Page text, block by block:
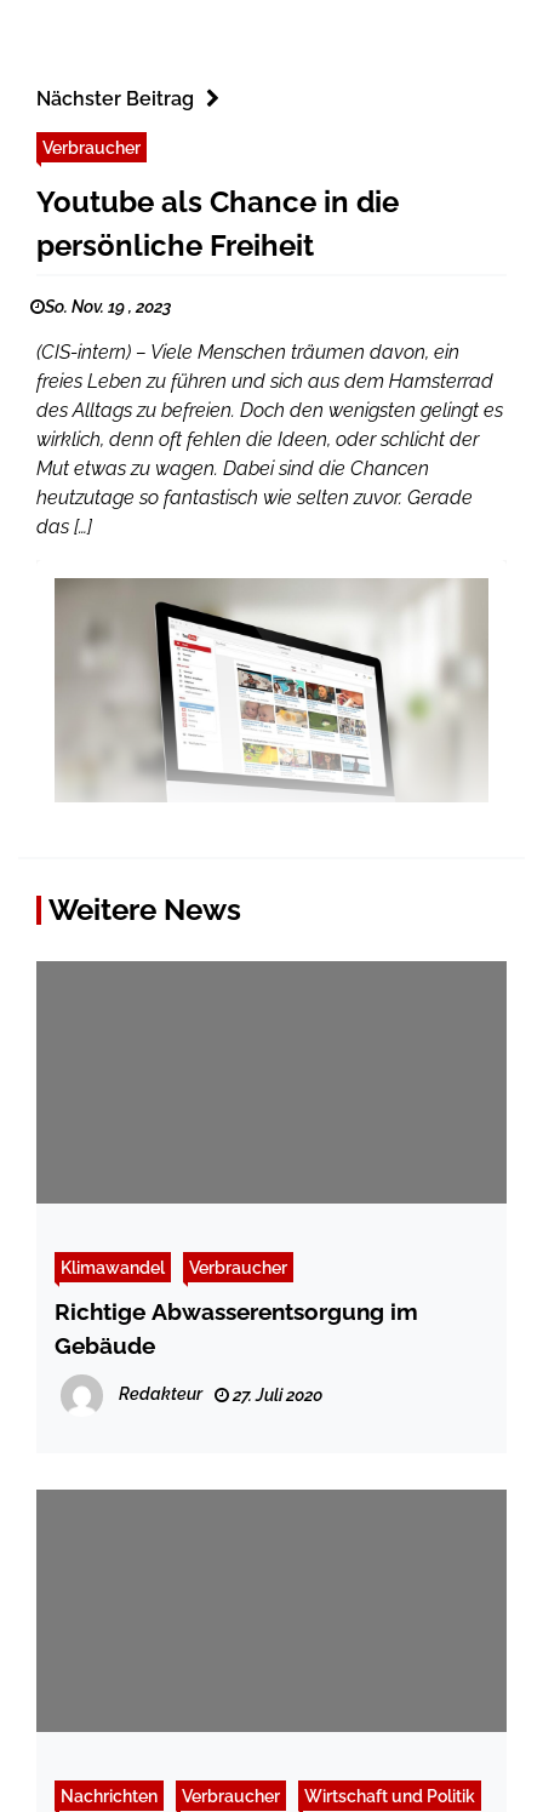
Nächster Beitrag
Verbraucher
Youtube als Chance in die
persönliche Freiheit
So. Nov. 19 , 2023
(CIS-intern) – Viele Menschen träumen davon, ein
freies Leben zu führen und sich aus dem Hamsterrad
des Alltags zu befreien. Doch den wenigsten gelingt es
wirklich, denn oft fehlen die Ideen, oder schlicht der
Mut etwas zu wagen. Dabei sind die Chancen
heutzutage so fantastisch wie selten zuvor. Gerade
das […]
Weitere News
Klimawandel Verbraucher
Richtige Abwasserentsorgung im
Gebäude
Redakteur 27. Juli 2020
Nachrichten Verbraucher Wirtschaft und Politik